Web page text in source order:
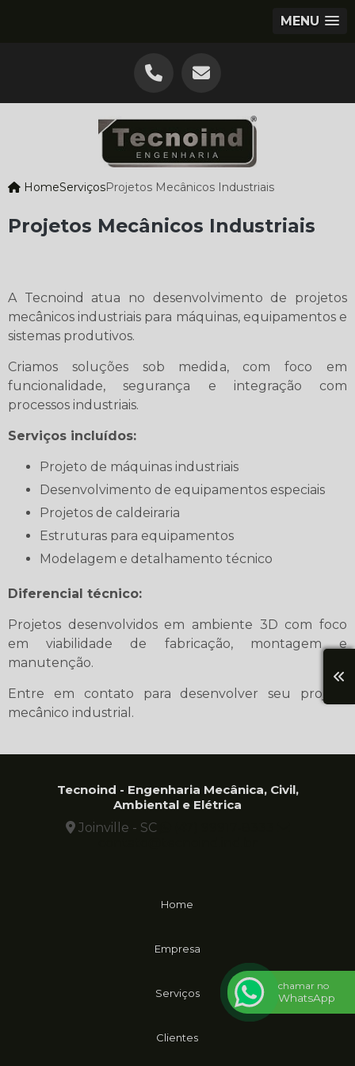
MENU
HomeServiçosProjetos Mecânicos Industriais
Projetos Mecânicos Industriais
A Tecnoind atua no desenvolvimento de projetos
mecânicos industriais para máquinas, equipamentos e
sistemas produtivos.
Criamos soluções sob medida, com foco em
funcionalidade, segurança e integração com
processos industriais.
Serviços incluídos:
Projeto de máquinas industriais
Desenvolvimento de equipamentos especiais
Projetos de caldeiraria
Estruturas para equipamentos
Modelagem e detalhamento técnico
Diferencial técnico:
Projetos desenvolvidos em ambiente 3D com foco
em viabilidade de fabricação, montagem e
manutenção.
Entre em contato para desenvolver seu projeto
mecânico industrial.
Tecnoind - Engenharia Mecânica, Civil,
Ambiental e Elétrica
Joinville - SC
Home
Empresa
Serviços
Clientes
chamar no
WhatsApp